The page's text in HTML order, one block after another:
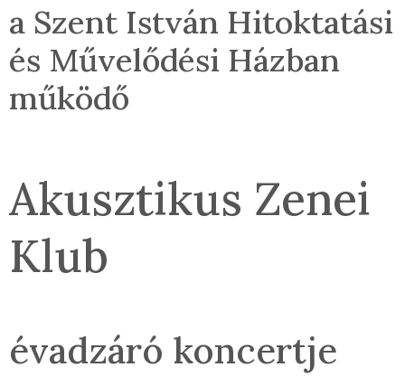
a Szent István Hitoktatási
és Művelődési Házban
működő
Akusztikus Zenei
Klub
évadzáró koncertje